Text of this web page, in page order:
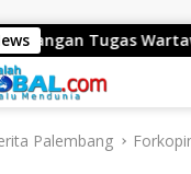
Wartawan di Kantor
Palembang